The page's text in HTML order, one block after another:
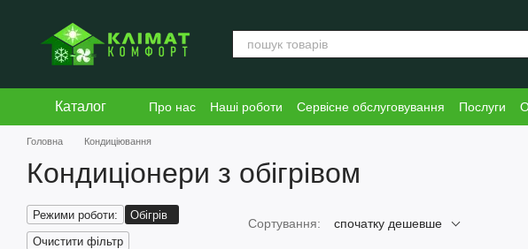
Каталог Про нас Наші роботи Сервісне обслуговування Послуги
Блог
Угода користувача
Головна Кондиціювання
Кондиціонери з обігрівом
Сортування: спочатку дешевше
Режими роботи:
Обігрів
Очистити фільтр